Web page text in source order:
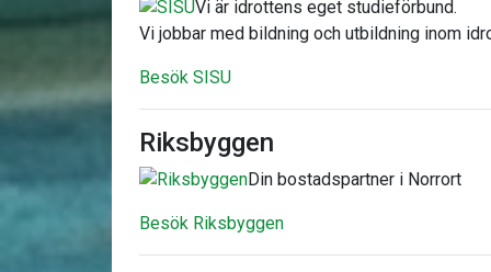
Vi är idrottens eget studieförbund.
Vi jobbar med bildning och utbildning inom
Besök SISU
Riksbyggen
Din bostadspartner i Norrort
Besök Riksbyggen